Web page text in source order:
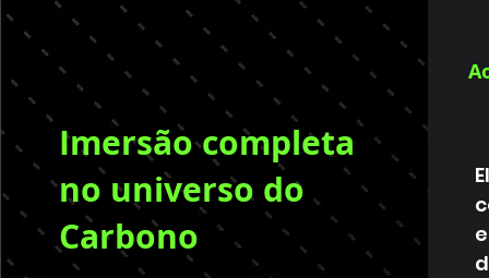
Imersão completa
no universo do
Carbono